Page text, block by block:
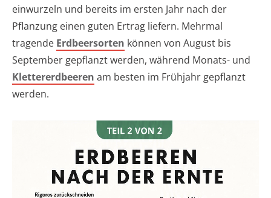
einwurzeln und bereits im ersten Jahr nach der
Pflanzung einen guten Ertrag liefern. Mehrmal
tragende Erdbeersorten können von August bis
September gepflanzt werden, während Monats- und
Klettererdbeeren am besten im Frühjahr gepflanzt
werden.